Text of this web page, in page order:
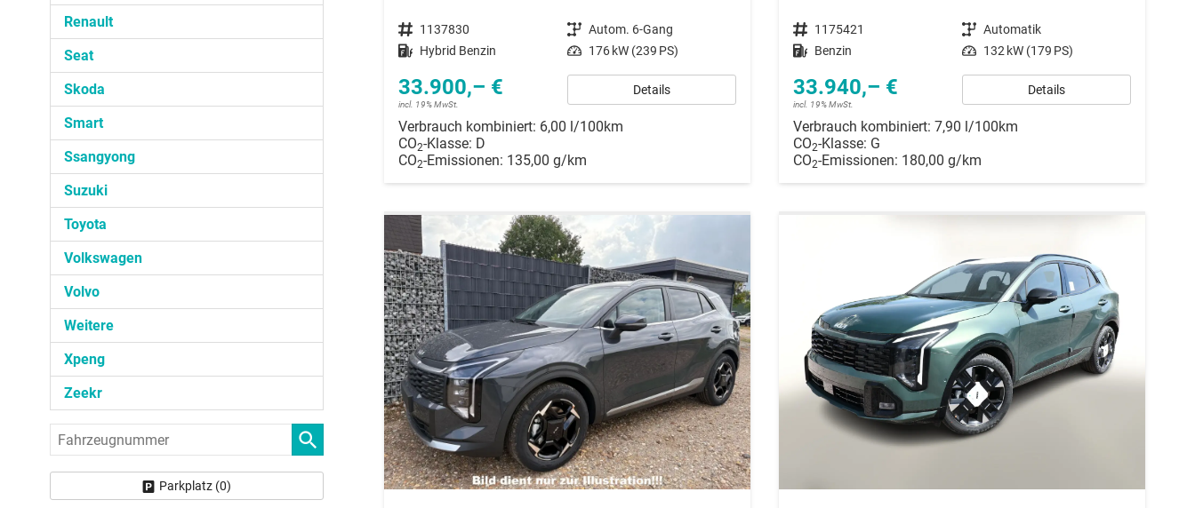
Fahrzeugnummer 1137830 Getriebe Autom. 6-Gang
Kraftstoff Hybrid Benzin Leistung 176 kW (239 PS)
33.900,– €
incl. 19% MwSt.
Details
Verbrauch kombiniert: 6,00 l/100km
CO2-Klasse: D
CO2-Emissionen: 135,00 g/km
Fahrzeugnummer 1175421 Getriebe Automatik
Kraftstoff Benzin Leistung 132 kW (179 PS)
33.940,– €
incl. 19% MwSt.
Details
Verbrauch kombiniert: 7,90 l/100km
CO2-Klasse: G
CO2-Emissionen: 180,00 g/km
Renault
Seat
Skoda
Smart
Ssangyong
Suzuki
Toyota
Volkswagen
Volvo
Weitere
Xpeng
Zeekr
Fahrzeugnummer
Parkplatz (0)